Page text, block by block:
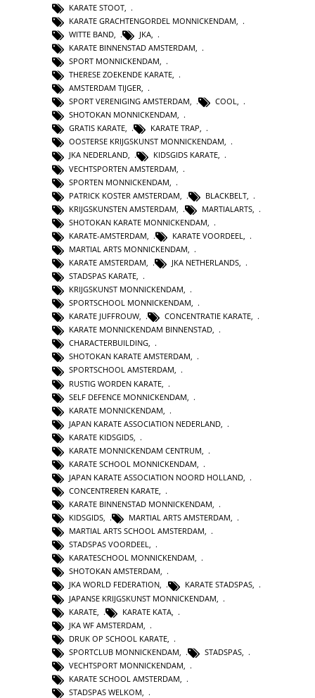
KARATE STOOT
KARATE GRACHTENGORDEL MONNICKENDAM
WITTE BAND
JKA
KARATE BINNENSTAD AMSTERDAM
SPORT MONNICKENDAM,
THERESE ZOEKENDE KARATE,
AMSTERDAM TIJGER,
SPORT VERENIGING AMSTERDAM, COOL,
SHOTOKAN MONNICKENDAM,
GRATIS KARATE, KARATE TRAP,
OOSTERSE KRIJGSKUNST MONNICKENDAM,
JKA NEDERLAND, KIDSGIDS KARATE,
VECHTSPORTEN AMSTERDAM
SPORTEN MONNICKENDAM
PATRICK KOSTER AMSTERDAM
BLACKBELT
KRIJGSKUNSTEN AMSTERDAM
MARTIALARTS
SHOTOKAN KARATE MONNICKENDAM
KARATE-AMSTERDAM
KARATE VOORDEEL
MARTIAL ARTS MONNICKENDAM
KARATE AMSTERDAM
JKA NETHERLANDS
STADSPAS KARATE,
KRIJGSKUNST MONNICKENDAM,
SPORTSCHOOL MONNICKENDAM,
KARATE JUFFROUW, CONCENTRATIE KARATE,
KARATE MONNICKENDAM BINNENSTAD,
CHARACTERBUILDING,
SHOTOKAN KARATE AMSTERDAM,
SPORTSCHOOL AMSTERDAM,
RUSTIG WORDEN KARATE
SELF DEFENCE MONNICKENDAM
KARATE MONNICKENDAM
JAPAN KARATE ASSOCIATION NEDERLAND
KARATE KIDSGIDS
KARATE MONNICKENDAM CENTRUM
KARATE SCHOOL MONNICKENDAM
JAPAN KARATE ASSOCIATION NOORD HOLLAND
CONCENTREREN KARATE,
KARATE BINNENSTAD MONNICKENDAM,
KIDSGIDS, MARTIAL ARTS AMSTERDAM,
MARTIAL ARTS SCHOOL AMSTERDAM,
STADSPAS VOORDEEL,
KARATESCHOOL MONNICKENDAM,
SHOTOKAN AMSTERDAM,
JKA WORLD FEDERATION, KARATE STADSPAS,
JAPANSE KRIJGSKUNST MONNICKENDAM
KARATE
KARATE KATA
JKA WF AMSTERDAM
DRUK OP SCHOOL KARATE
SPORTCLUB MONNICKENDAM
STADSPAS
VECHTSPORT MONNICKENDAM
KARATE SCHOOL AMSTERDAM
STADSPAS WELKOM